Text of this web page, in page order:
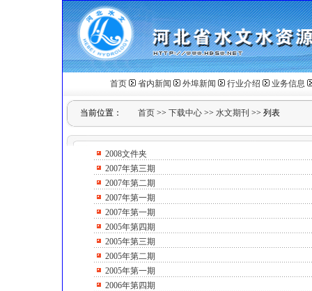
首页 省内新闻 外埠新闻 行业介绍 业务信息
当前位置： 首页 >> 下载中心 >> 水文期刊 >> 列表
2008文件夹
2007年第三期
2007年第二期
2007年第一期
2007年第一期
2005年第四期
2005年第三期
2005年第二期
2005年第一期
2006年第四期